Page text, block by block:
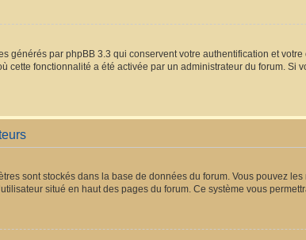
générés par phpBB 3.3 qui conservent votre authentification et
cette fonctionnalité a été activée par un administrateur du forum.
sont stockés dans la base de données du forum. Vous pouvez
situé en haut des pages du forum. Ce système vous